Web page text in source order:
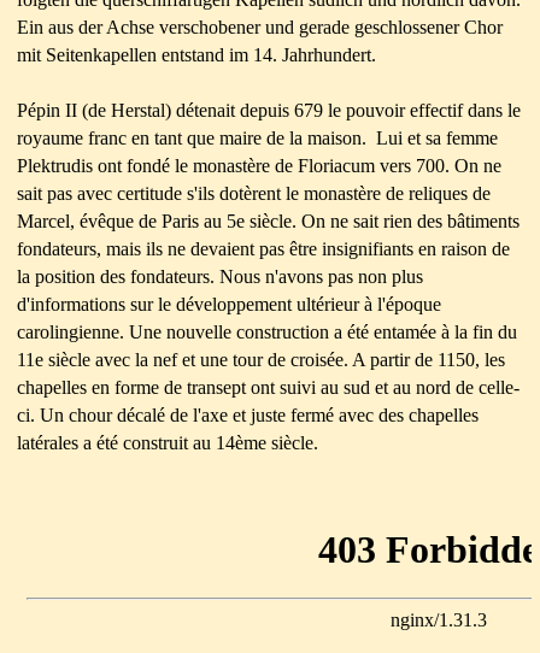
Ein aus der Achse verschobener und gerade geschlossener Chor
mit Seitenkapellen entstand im 14. Jahrhundert.
Pépin II (de Herstal) détenait depuis 679 le pouvoir effectif dans le
royaume franc en tant que maire de la maison. Lui et sa femme
Plektrudis ont fondé le monastère de Floriacum vers 700. On ne
sait pas avec certitude s'ils dotèrent le monastère de reliques de
Marcel, évêque de Paris au 5e siècle. On ne sait rien des bâtiments
fondateurs, mais ils ne devaient pas être insignifiants en raison de
la position des fondateurs. Nous n'avons pas non plus
d'informations sur le développement ultérieur à l'époque
carolingienne. Une nouvelle construction a été entamée à la fin du
11e siècle avec la nef et une tour de croisée. A partir de 1150, les
chapelles en forme de transept ont suivi au sud et au nord de celle-
ci. Un chour décalé de l'axe et juste fermé avec des chapelles
latérales a été construit au 14ème siècle.